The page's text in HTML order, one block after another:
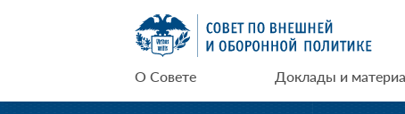
СВОП
О Совете Доклады и